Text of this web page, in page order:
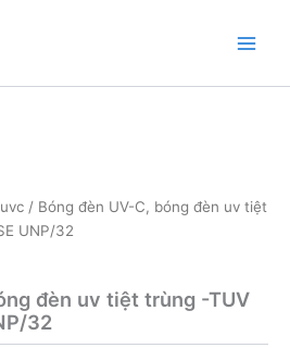
/ Bóng đèn UV-C, bóng đèn uv tiệt
UNP/32
đèn uv tiệt trùng -TUV
32